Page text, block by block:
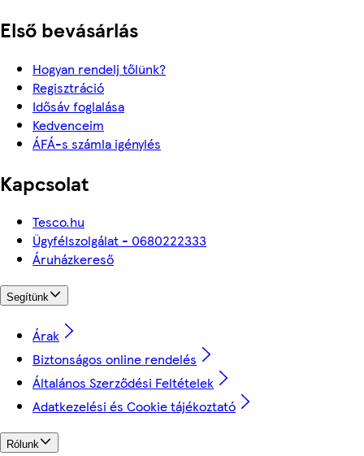
Első bevásárlás
Hogyan rendelj tőlünk?
Regisztráció
Idősáv foglalása
Kedvenceim
ÁFÁ-s számla igénylés
Kapcsolat
Tesco.hu
Ügyfélszolgálat - 0680222333
Áruházkereső
Segítünk
Árak
Biztonságos online rendelés
Általános Szerződési Feltételek
Adatkezelési és Cookie tájékoztató
Rólunk